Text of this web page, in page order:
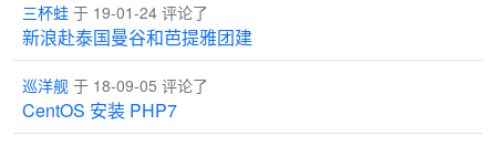
三杯蛙 于 19-01-24 评论了
新浪赴泰国曼谷和芭提雅团建
巡洋舰 于 18-09-05 评论了
CentOS 安装 PHP7